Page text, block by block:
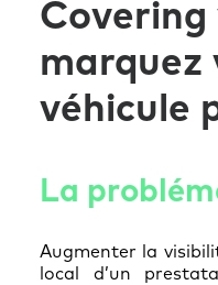
marquez
véhicule
La
Augmenter la
local d’un